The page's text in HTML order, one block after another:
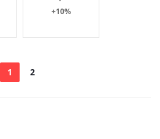
+10%
1 2